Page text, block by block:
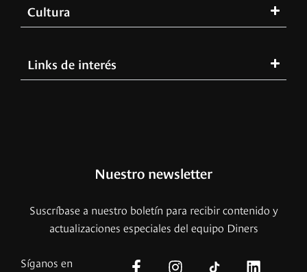
Cultura
Links de interés
Nuestro newsletter
Suscríbase a nuestro boletín para recibir contenido y
actualizaciones especiales del equipo Diners
Síganos en